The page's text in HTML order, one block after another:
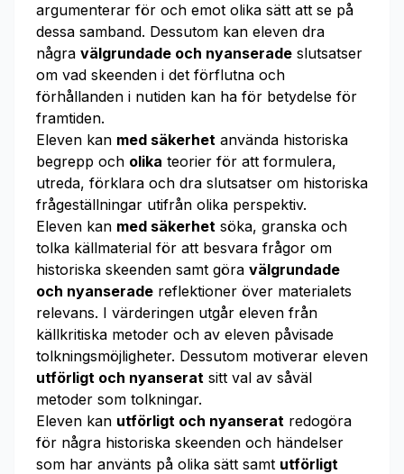
argumenterar för och emot olika sätt att se på
dessa samband. Dessutom kan eleven dra
några välgrundade och nyanserade slutsatser
om vad skeenden i det förflutna och
förhållanden i nutiden kan ha för betydelse för
framtiden.
Eleven kan med säkerhet använda historiska
begrepp och olika teorier för att formulera,
utreda, förklara och dra slutsatser om historiska
frågeställningar utifrån olika perspektiv.
Eleven kan med säkerhet söka, granska och
tolka källmaterial för att besvara frågor om
historiska skeenden samt göra välgrundade
och nyanserade reflektioner över materialets
relevans. I värderingen utgår eleven från
källkritiska metoder och av eleven påvisade
tolkningsmöjligheter. Dessutom motiverar eleven
utförligt och nyanserat sitt val av såväl
metoder som tolkningar.
Eleven kan utförligt och nyanserat redogöra
för några historiska skeenden och händelser
som har använts på olika sätt samt utförligt